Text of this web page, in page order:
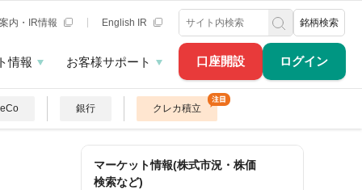
口座開設 ログイン
内・IR情報 English IR 銘柄検索
情報 お客様サポート
銀行 クレカ積立
マーケット情報(株式市況・株価
検索など)